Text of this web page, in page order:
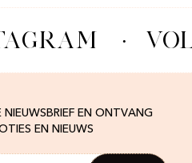
·
EN ONTVANG
EN NIEUWS